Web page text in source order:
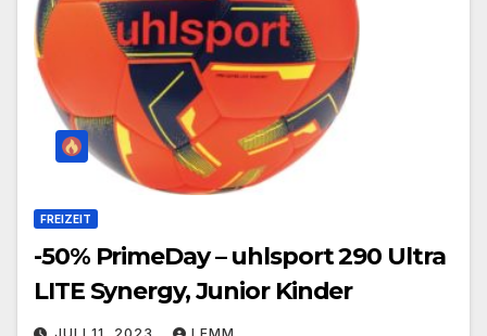
FREIZEIT
-50% PrimeDay – uhlsport 290 Ultra
LITE Synergy, Junior Kinder